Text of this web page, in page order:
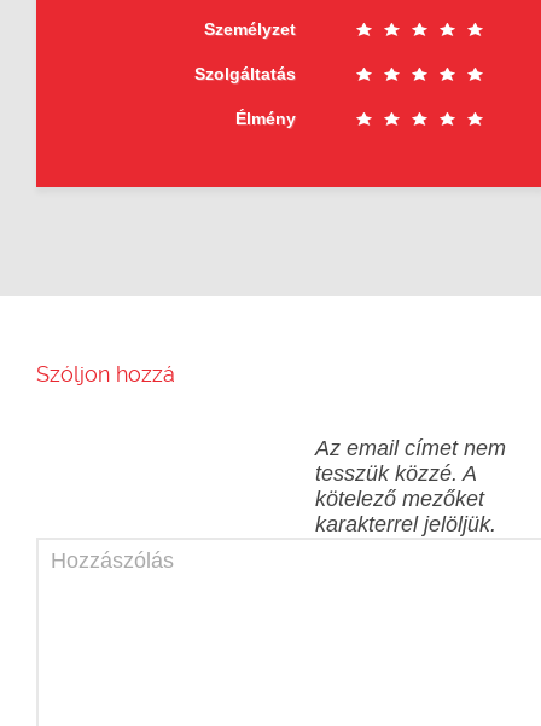
Személyzet
Szolgáltatás
Élmény
Szóljon hozzá
Az email címet nem
tesszük közzé. A
kötelező mezőket
karakterrel jelöljük.
Hozzászólás